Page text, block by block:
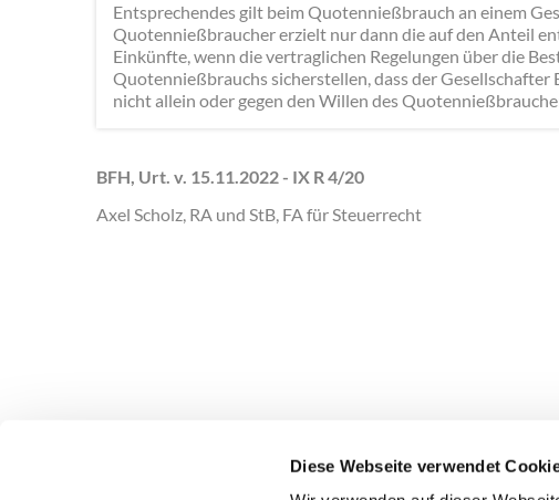
Diese Webseite verwendet
Entsprechendes gilt beim Quotennießbrauch an einem
Quotennießbraucher erzielt nur dann die auf den Anteil
Einkünfte, wenn die vertraglichen Regelungen über die
Quotennießbrauchs sicherstellen, dass der Gesellschafter
nicht allein oder gegen den Willen des
BFH, Urt. v. 15.11.2022 - IX R 4/20
Axel Scholz, RA und StB, FA für Steuerrecht